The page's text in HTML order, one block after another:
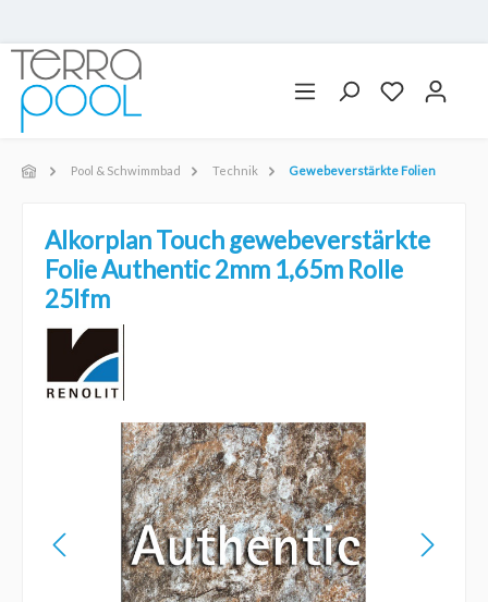
Pool & Schwimmbad Technik Gewebeverstärkte Folien
Alkorplan Touch gewebeverstärkte
Folie Authentic 2mm 1,65m Rolle
25lfm